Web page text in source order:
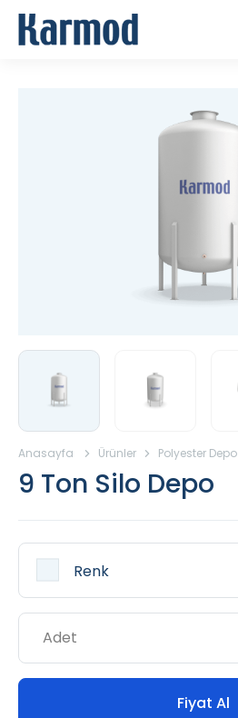
Anasayfa Ürünler Polyester Depo
9 Ton Silo Depo
Fiyat Al